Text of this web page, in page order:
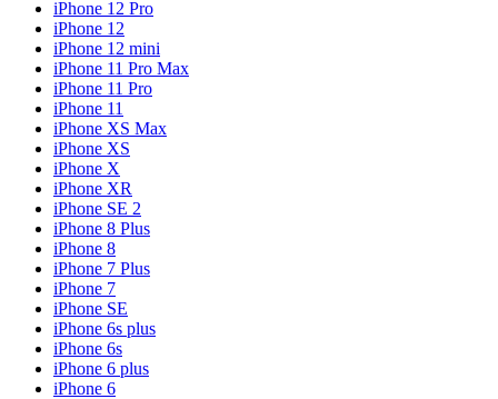
iPhone 12 Pro
iPhone 12
iPhone 12 mini
iPhone 11 Pro Max
iPhone 11 Pro
iPhone 11
iPhone XS Max
iPhone XS
iPhone X
iPhone XR
iPhone SE 2
iPhone 8 Plus
iPhone 8
iPhone 7 Plus
iPhone 7
iPhone SE
iPhone 6s plus
iPhone 6s
iPhone 6 plus
iPhone 6